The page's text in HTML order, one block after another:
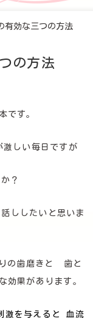
有効な三つの方法
の方法
です。
しい毎日ですが
？
ししたいと思いま
の歯磨きと 歯と
効果があります。
激を与えると 血流